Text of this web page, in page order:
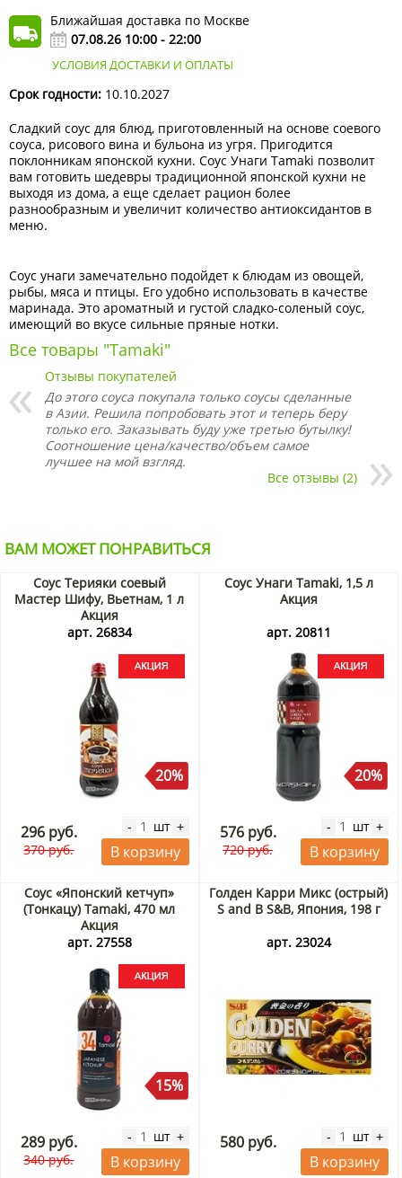
Ближайшая доставка по Москве
07.08.26 10:00 - 22:00
УСЛОВИЯ ДОСТАВКИ И ОПЛАТЫ
Срок годности: 10.10.2027
Сладкий соус для блюд, приготовленный на основе соевого
соуса, рисового вина и бульона из угря. Пригодится
поклонникам японской кухни. Соус Унаги Tamaki позволит
вам готовить шедевры традиционной японской кухни не
выходя из дома, а еще сделает рацион более
разнообразным и увеличит количество антиоксидантов в
меню.
Соус унаги замечательно подойдет к блюдам из овощей,
рыбы, мяса и птицы. Его удобно использовать в качестве
маринада. Это ароматный и густой сладко-соленый соус,
имеющий во вкусе сильные пряные нотки.
Все товары "Tamaki"
Отзывы покупателей
До этого соуса покупала только соусы сделанные
в Азии. Решила попробовать этот и теперь беру
только его. Заказывать буду уже третью бутылку!
Соотношение цена/качество/объем самое
лучшее на мой взгляд.
Все отзывы (2)
ВАМ МОЖЕТ ПОНРАВИТЬСЯ
Соус Терияки соевый
Мастер Шифу, Вьетнам, 1 л
Акция
арт. 26834
20%
296 руб.
370 руб.
- шт +
В корзину
Соус Унаги Tamaki, 1,5 л
Акция
арт. 20811
20%
576 руб.
720 руб.
- шт +
В корзину
Соус «Японский кетчуп»
(Тонкацу) Tamaki, 470 мл
Акция
арт. 27558
15%
289 руб.
340 руб.
- шт +
В корзину
Голден Карри Микс (острый)
S and B S&B, Япония, 198 г
арт. 23024
580 руб. - шт +
В корзину